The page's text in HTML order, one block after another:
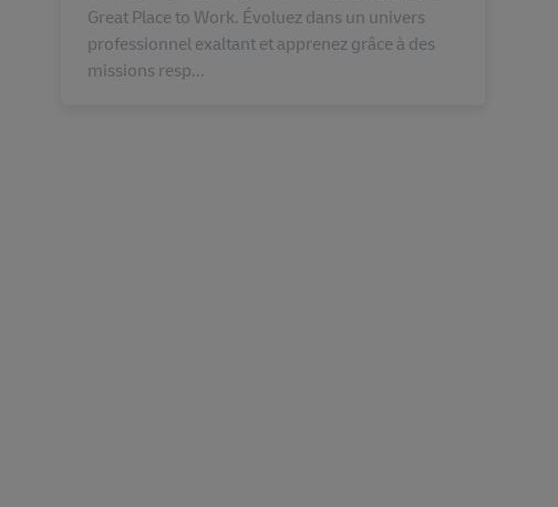
Great Place to Work. Évoluez dans un univers
professionnel exaltant et apprenez grâce à des
missions resp...